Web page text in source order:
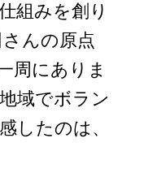
組みを創り
んの原点
周にありま
域でボラン
したのは、